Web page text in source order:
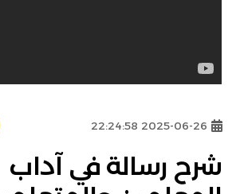
2025-06-26 22:24:58
شرح رسالة في آداب